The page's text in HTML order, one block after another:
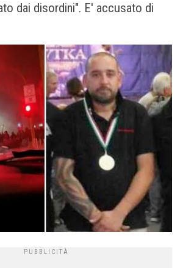
dai disordini". E' accusato di